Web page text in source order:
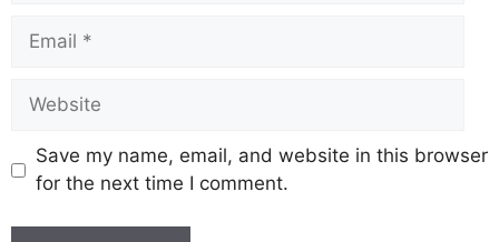
Save my name, email, and website in this browser
for the next time I comment.